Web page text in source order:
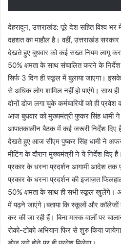
देहरादून, उत्तराखंड: पूरे देश सहित विश्व
दहशत का माहौल है। वहीं, उत्तराखंड
देखते हुए बुधवार को कई सख्त नियम लागू
50% क्षमता के साथ संचालित करने के
सिर्फ 3 दिन ही स्कूल में बुलाया जाएगा।
से अधिक लोग शामिल नहीं हो पाएंगे। साथ
दोनों डोज लगा चुके कर्मचारियों को ही
आज बुधवार को मुख्यमंत्री पुष्कर सिंह धामी
आपातकालीन बैठक में कई जरूरी निर्देश दिए
देखते हुए आज सीएम पुष्कर सिंह धामी ने
मीटिंग के दौरान मुख्यमंत्री ने ये निर्देश दिए
प्रकार के धरना प्रदर्शन आगामी आदेश तक
प्रकार के धरना प्रदर्शन की इजाज़त
50% क्षमता के साथ ही सभी स्कूल खुलेंगे।
में पढ़ने जाएंगे।बताया कि स्कूलों और
कर की जा रही हैं। बिना मास्क वालों पर
रोको-टोको अभियान फिर से शुरु किया